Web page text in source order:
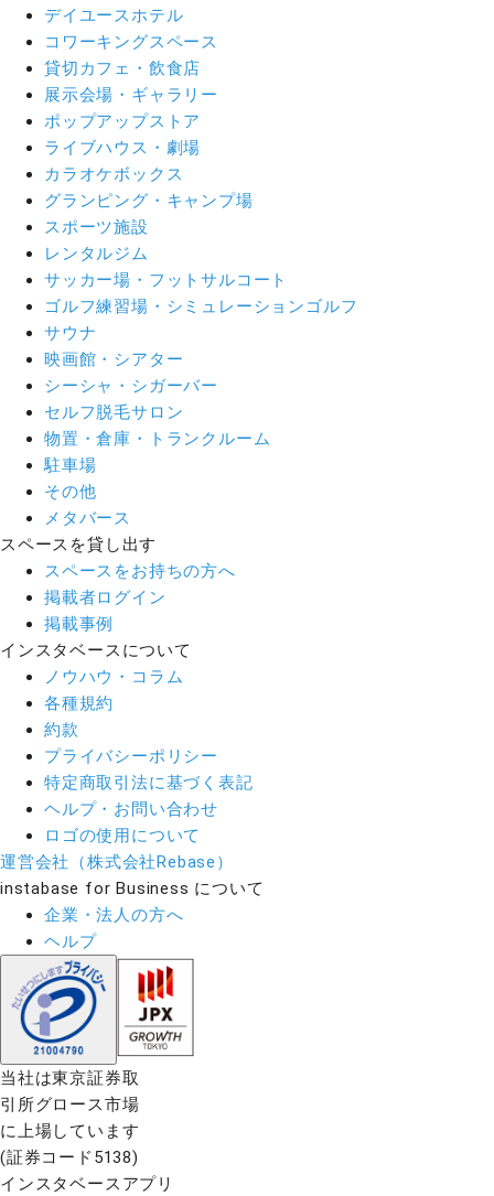
デイユースホテル
コワーキングスペース
貸切カフェ・飲食店
展示会場・ギャラリー
ポップアップストア
ライブハウス・劇場
カラオケボックス
グランピング・キャンプ場
スポーツ施設
レンタルジム
サッカー場・フットサルコート
ゴルフ練習場・シミュレーションゴルフ
サウナ
映画館・シアター
シーシャ・シガーバー
セルフ脱毛サロン
物置・倉庫・トランクルーム
駐車場
その他
メタバース
スペースを貸し出す
スペースをお持ちの方へ
掲載者ログイン
掲載事例
インスタベースについて
ノウハウ・コラム
各種規約
約款
プライバシーポリシー
特定商取引法に基づく表記
ヘルプ・お問い合わせ
ロゴの使用について
運営会社（株式会社Rebase）
instabase for Business について
企業・法人の方へ
ヘルプ
当社は東京証券取
引所グロース市場
に上場しています
(証券コード5138)
インスタベースアプリ